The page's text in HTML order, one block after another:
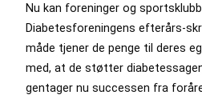
Nu kan foreninger og
Diabetesforeningens efterårs-
måde tjener de penge til deres
med, at de støtter
gentager nu successen fra